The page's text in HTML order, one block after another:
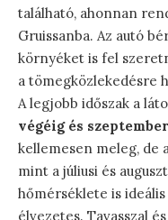
található, ahonnan
Gruissanba. Az autó
környéket is fel
a tömegközlekedésre
A legjobb időszak a
végéig és
kellemesen meleg, de
mint a júliusi és
hőmérséklete is ideális
élvezetes. Tavasszal